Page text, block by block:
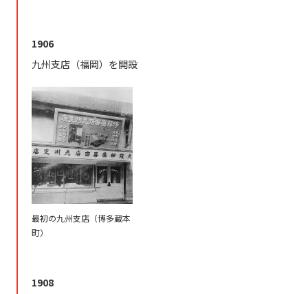
1906
九州支店（福岡）を開設
最初の九州支店（博多蔵本
町）
1908